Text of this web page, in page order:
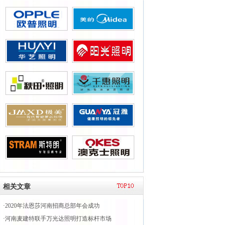
相关文章
·2020年法恩莎河南招商总部年会成功
·河南麦建特联手万光达照明打造标杆市场